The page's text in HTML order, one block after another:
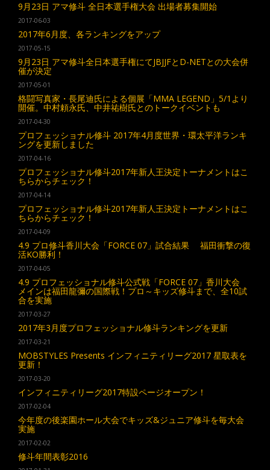
9月23日 アマ修斗 全日本選手権大会 出場者募集開始
2017-06-03
2017年6月度、各ランキングをアップ
2017-05-15
9月23日 アマ修斗全日本選手権にてJBJJFとD-NETとの大会併
催が決定
2017-05-01
格闘写真家・長尾迪氏による個展「MMA LEGEND」5/1より
開催。中村頼永氏、中井祐樹氏とのトークイベントも
2017-04-30
プロフェッショナル修斗 2017年4月度世界・環太平洋ランキ
ングを更新しました
2017-04-16
プロフェッショナル修斗2017年新人王決定トーナメントはこ
ちらからチェック！
2017-04-14
プロフェッショナル修斗2017年新人王決定トーナメントはこ
ちらからチェック！
2017-04-09
4.9 プロ修斗香川大会「FORCE 07」試合結果 福田衝撃の復
活KO勝利！
2017-04-05
4.9 プロフェッショナル修斗公式戦「FORCE 07」香川大会
メインは福田龍彌の国際戦！プロ～キッズ修斗まで、全10試
合を実施
2017-03-27
2017年3月度プロフェッショナル修斗ランキングを更新
2017-03-21
MOBSTYLES Presents インフィニティリーグ2017 星取表を
更新！
2017-03-20
インフィニティリーグ2017特設ページオープン！
2017-02-04
今年度の後楽園ホール大会でキッズ&ジュニア修斗を毎大会
実施
2017-02-02
修斗年間表彰2016